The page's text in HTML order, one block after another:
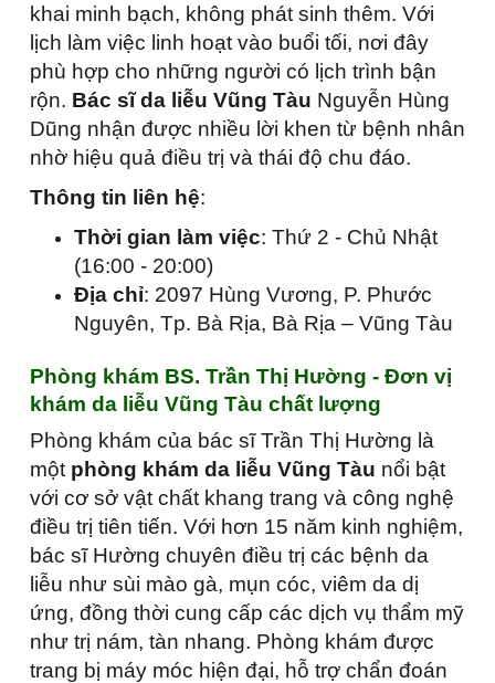
khai minh bạch, không phát sinh thêm. Với
lịch làm việc linh hoạt vào buổi tối, nơi đây
phù hợp cho những người có lịch trình bận
rộn. Bác sĩ da liễu Vũng Tàu Nguyễn Hùng
Dũng nhận được nhiều lời khen từ bệnh nhân
nhờ hiệu quả điều trị và thái độ chu đáo.
Thông tin liên hệ:
Thời gian làm việc: Thứ 2 - Chủ Nhật
(16:00 - 20:00)
Địa chỉ: 2097 Hùng Vương, P. Phước
Nguyên, Tp. Bà Rịa, Bà Rịa – Vũng Tàu
Phòng khám BS. Trần Thị Hường - Đơn vị
khám da liễu Vũng Tàu chất lượng
Phòng khám của bác sĩ Trần Thị Hường là
một phòng khám da liễu Vũng Tàu nổi bật
với cơ sở vật chất khang trang và công nghệ
điều trị tiên tiến. Với hơn 15 năm kinh nghiệm,
bác sĩ Hường chuyên điều trị các bệnh da
liễu như sùi mào gà, mụn cóc, viêm da dị
ứng, đồng thời cung cấp các dịch vụ thẩm mỹ
như trị nám, tàn nhang. Phòng khám được
trang bị máy móc hiện đại, hỗ trợ chẩn đoán